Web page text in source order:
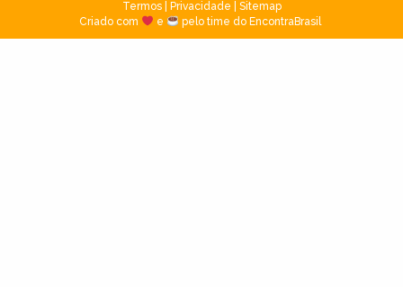
Termos| Privacidade
Sitemap
Criado com
e pelo time do EncontraBrasil